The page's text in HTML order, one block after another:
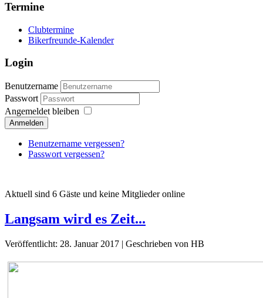
Termine
Clubtermine
Bikerfreunde-Kalender
Login
Benutzername
Passwort
Angemeldet bleiben
Anmelden
Benutzername vergessen?
Passwort vergessen?
Aktuell sind 6 Gäste und keine Mitglieder online
Langsam wird es Zeit...
Veröffentlicht: 28. Januar 2017 | Geschrieben von HB